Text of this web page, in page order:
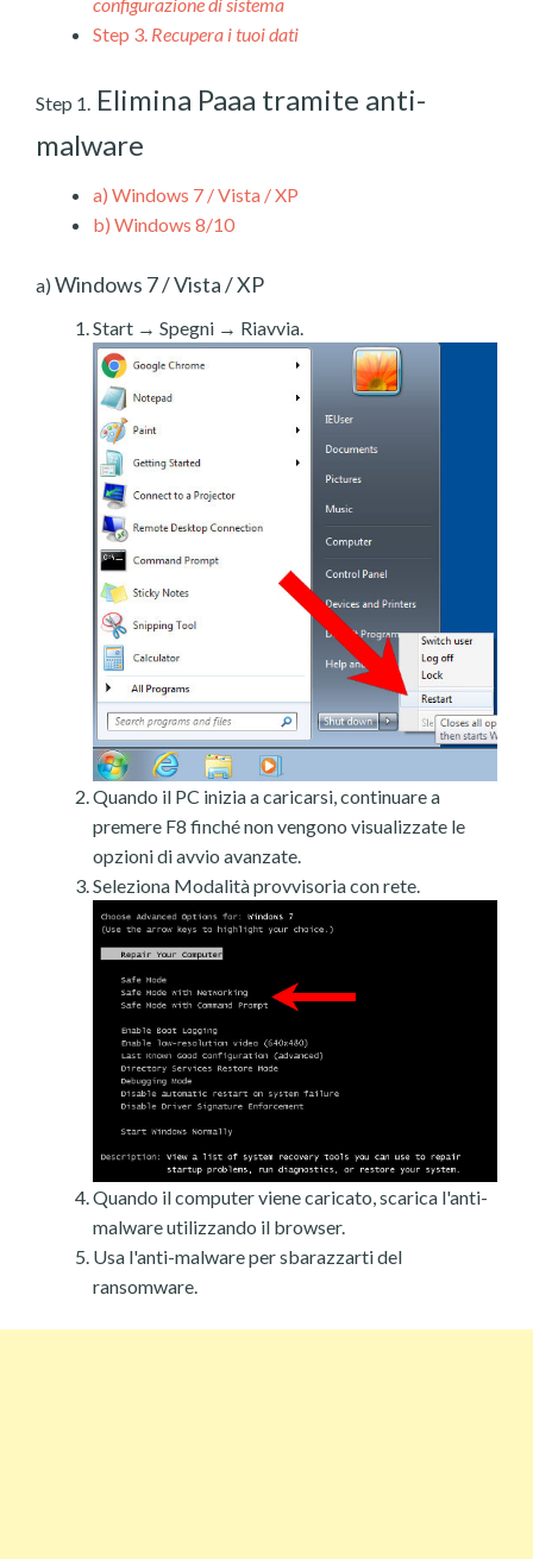
Step 3. Recupera i tuoi dati
Step 1. Elimina Paaa tramite anti-
malware
a) Windows 7 / Vista / XP
b) Windows 8/10
a) Windows 7 / Vista / XP
Start → Spegni → Riavvia.
Quando il PC inizia a caricarsi, continuare a
premere F8 finché non vengono visualizzate le
opzioni di avvio avanzate.
Seleziona Modalità provvisoria con rete.
Quando il computer viene caricato, scarica l'anti-
malware utilizzando il browser.
Usa l'anti-malware per sbarazzarti del
ransomware.